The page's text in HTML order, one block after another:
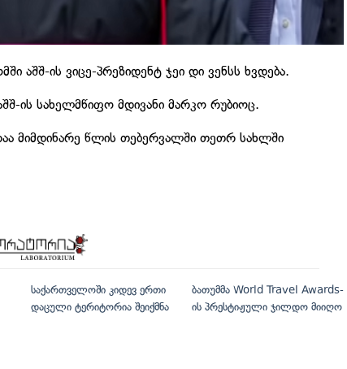
აშშ-ის ვიცე-პრეზიდენტ ჯეი დი ვენსს ხვდება.
ის სახელმწიფო მდივანი მარკო რუბიოც.
მიმდინარე წლის თებერვალში თეთრ სახლში
საქართველოში კიდევ ერთი
დაცული ტერიტორია შეიქმნა
ბათუმმა World Travel Awards-
ის პრესტიჟული ჯილდო მიიღო